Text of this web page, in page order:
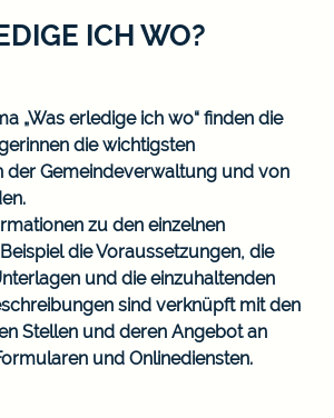
ICH WO?
„Was erledige ich wo“ finden die
die wichtigsten
der Gemeindeverwaltung und von
zu den einzelnen
die Voraussetzungen, die
und die einzuhaltenden
sind verknüpft mit den
Stellen und deren Angebot an
und Onlinediensten.